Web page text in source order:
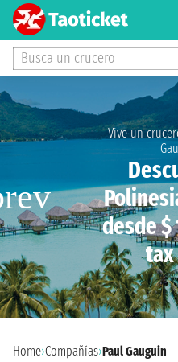
Busca un crucero
Vive un
desde $
Home›Compañías›Paul Gauguin